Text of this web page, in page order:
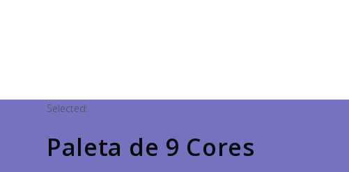
Selected:
Paleta de 9 Cores